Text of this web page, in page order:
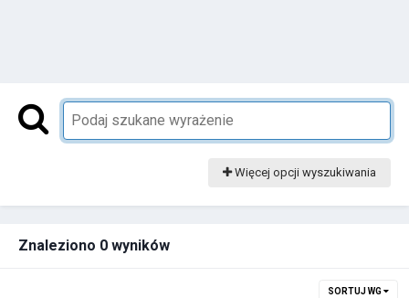
Więcej opcji wyszukiwania
Znaleziono 0 wyników
SORTUJ WG